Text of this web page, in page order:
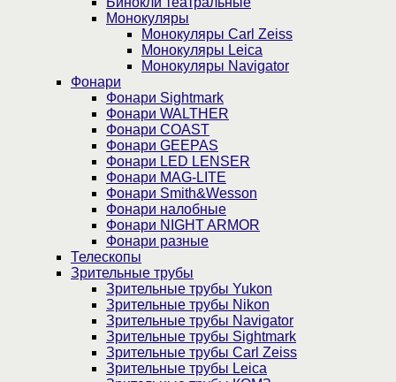
Монокуляры
Монокуляры Carl Zeiss
Монокуляры Leica
Монокуляры Navigator
Фонари
Фонари Sightmark
Фонари WALTHER
Фонари COAST
Фонари GEEPAS
Фонари LED LENSER
Фонари MAG-LITE
Фонари Smith&Wesson
Фонари налобные
Фонари NIGHT ARMOR
Фонари разные
Телескопы
Зрительные трубы
Зрительные трубы Yukon
Зрительные трубы Nikon
Зрительные трубы Navigator
Зрительные трубы Sightmark
Зрительные трубы Carl Zeiss
Зрительные трубы Leica